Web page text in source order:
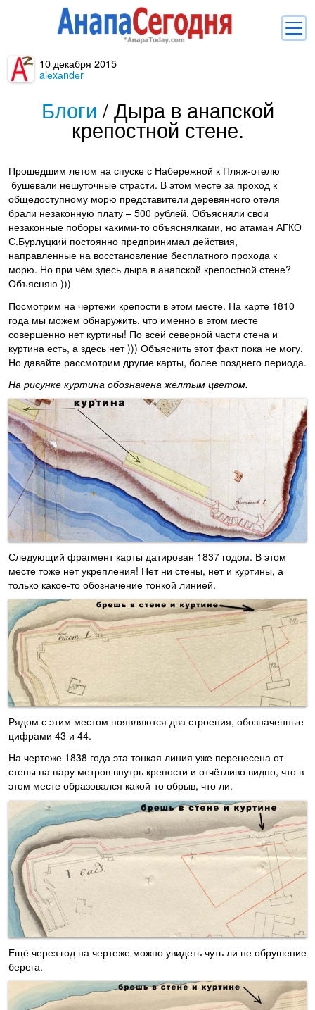
Комментарии
Об Анапе
Библиотека
Регистрация и Вход
10 декабря 2015
alеxаndеr
Блоги /Дыра в анапской
крепостной стене.
Прошедшим летом на спуске с Набережной к Пляж-отелю
бушевали нешуточные страсти. В этом месте за проход к
общедоступному морю представители деревянного отеля
брали незаконную плату – 500 рублей. Объясняли свои
незаконные поборы какими-то объяснялками, но атаман АГКО
С.Бурлуцкий постоянно предпринимал действия,
направленные на восстановление бесплатного прохода к
морю. Но при чём здесь дыра в анапской крепостной стене?
Объясняю )))
Посмотрим на чертежи крепости в этом месте. На карте 1810
года мы можем обнаружить, что именно в этом месте
совершенно нет куртины! По всей северной части стена и
куртина есть, а здесь нет ))) Объяснить этот факт пока не могу.
Но давайте рассмотрим другие карты, более позднего периода.
На рисунке куртина обозначена жёлтым цветом.
Следующий фрагмент карты датирован 1837 годом. В этом
месте тоже нет укрепления! Нет ни стены, нет и куртины, а
только какое-то обозначение тонкой линией.
Рядом с этим местом появляются два строения, обозначенные
цифрами 43 и 44.
На чертеже 1838 года эта тонкая линия уже перенесена от
стены на пару метров внутрь крепости и отчётливо видно, что в
этом месте образовался какой-то обрыв, что ли.
Ещё через год на чертеже можно увидеть чуть ли не обрушение
берега.